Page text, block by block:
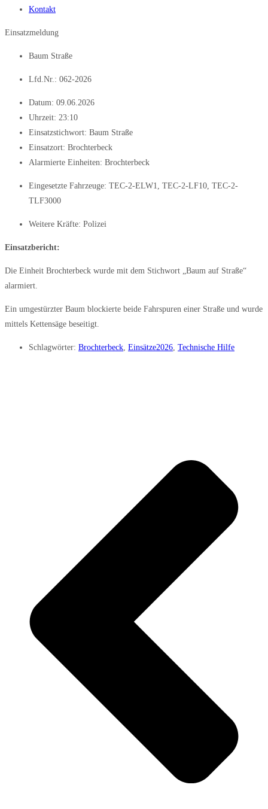
Kontakt
Einsatzmeldung
Baum Straße
Lfd.Nr.: 062-2026
Datum: 09.06.2026
Uhrzeit: 23:10
Einsatzstichwort: Baum Straße
Einsatzort: Brochterbeck
Alarmierte Einheiten: Brochterbeck
Eingesetzte Fahrzeuge: TEC-2-ELW1, TEC-2-LF10, TEC-2-
TLF3000
Weitere Kräfte: Polizei
Einsatzbericht:
Die Einheit Brochterbeck wurde mit dem Stichwort „Baum auf Straße“
alarmiert.
Ein umgestürzter Baum blockierte beide Fahrspuren einer Straße und wurde
mittels Kettensäge beseitigt.
Schlagwörter: Brochterbeck, Einsätze2026, Technische Hilfe